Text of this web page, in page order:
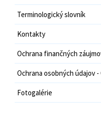
Terminologický slovník
Kontakty
Ochrana finančných
Ochrana osobných údajov -
Fotogalérie